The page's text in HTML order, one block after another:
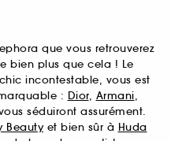
que vous retrouverez
bien plus que cela ! Le
incontestable, vous est
: Dior, Armani,
séduiront assurément.
Beautyet bien sûr à Huda